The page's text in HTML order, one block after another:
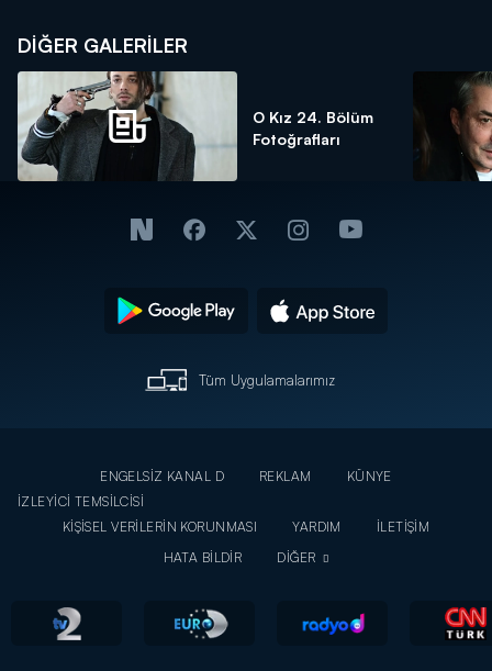
DİĞER GALERİLER
O Kız 24. Bölüm
Fotoğrafları
Tüm Uygulamalarımız
ENGELSİZ KANAL D REKLAM
KÜNYE
İZLEYİCİ TEMSİLCİSİ
KİŞİSEL VERİLERİN KORUNMASI
YARDIM
İLETİŞİM
HATA BİLDİR
DİĞER